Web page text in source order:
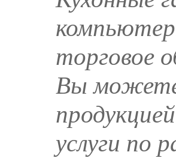
торговое
Вы можете
услуги по